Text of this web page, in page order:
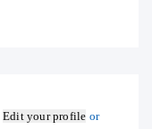
Edit your profile or